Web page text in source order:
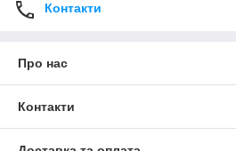
Контакти
Про нас
Контакти